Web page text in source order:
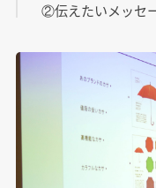
②伝えたいメッセ